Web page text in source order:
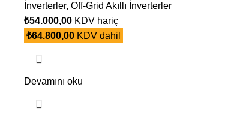
İnverterler, Off-Grid Akıllı İnverterler
₺54.000,00KDV hariç
₺64.800,00KDV dahil
Devamını oku